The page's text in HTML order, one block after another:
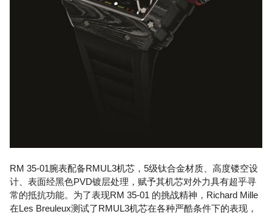
RM 35-01腕表配备RMUL3机芯，5级钛合金材质、高度镂空设
计、表面经黑色PVD镀层处理，赋予其机芯对外力具有超乎寻
常的抵抗功能。为了表现RM 35-01 的挑战精神，Richard Mille
在Les Breuleux测试了RMUL3机芯在各种严酷条件下的表现，